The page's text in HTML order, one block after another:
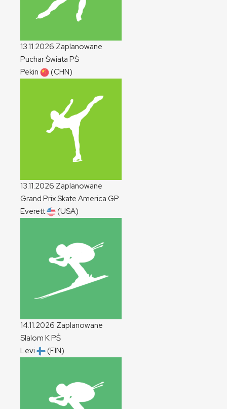
13.11.2026 Zaplanowane
Puchar Świata PŚ
Pekin
(CHN)
13.11.2026 Zaplanowane
Grand Prix Skate America GP
Everett
(USA)
14.11.2026 Zaplanowane
Slalom KPŚ
Levi
(FIN)